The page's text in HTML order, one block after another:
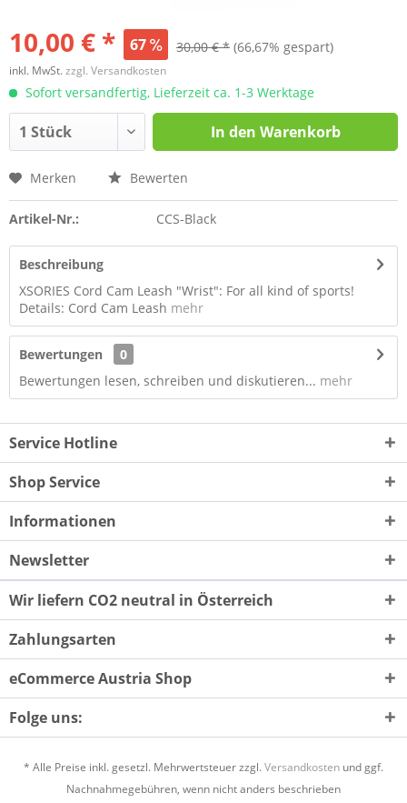
10,00 € * 67 30,00 € * (66,67% gespart)
inkl. MwSt.zzgl. Versandkosten
Sofort versandfertig, Lieferzeit ca. 1-3 Werktage
In den Warenkorb
Merken Bewerten
Artikel-Nr.: CCS-Black
Beschreibung
XSORIES Cord Cam Leash "Wrist": For all kind of sports!
Details: Cord Cam Leash mehr
Bewertungen
0
Bewertungen lesen, schreiben und diskutieren... mehr
Service Hotline
Shop Service
Informationen
Newsletter
Wir liefern CO2 neutral in Österreich
Zahlungsarten
eCommerce Austria Shop
Folge uns:
* Alle Preise inkl. gesetzl. Mehrwertsteuer zzgl.Versandkosten und ggf.
Nachnahmegebühren, wenn nicht anders beschrieben